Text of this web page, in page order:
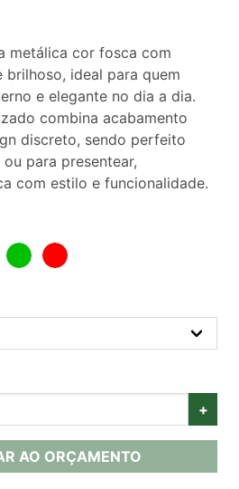
metálica cor fosca com
brilhoso, ideal para quem
e elegante no dia a dia.
combina acabamento
discreto, sendo perfeito
para presentear,
com estilo e funcionalidade.
+
AO ORÇAMENTO